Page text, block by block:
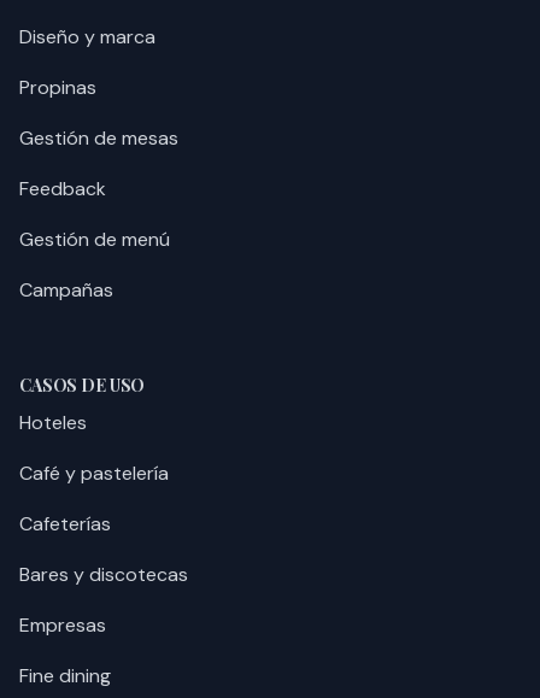
Diseño y marca
Propinas
Gestión de mesas
Feedback
Gestión de menú
Campañas
CASOS DE USO
Hoteles
Café y pastelería
Cafeterías
Bares y discotecas
Empresas
Fine dining